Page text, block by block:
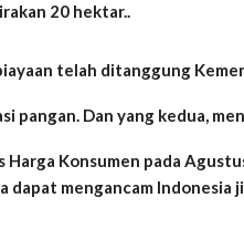
20 hektar..
telah ditanggung
pangan. Dan yang kedua,
Konsumen pada
mengancam